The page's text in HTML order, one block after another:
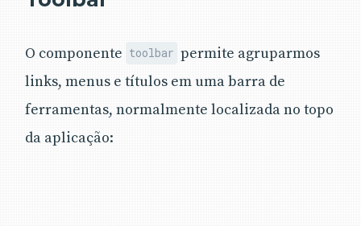
O componente toolbar permite agruparmos
links, menus e títulos em uma barra de
ferramentas, normalmente localizada no topo
da aplicação: